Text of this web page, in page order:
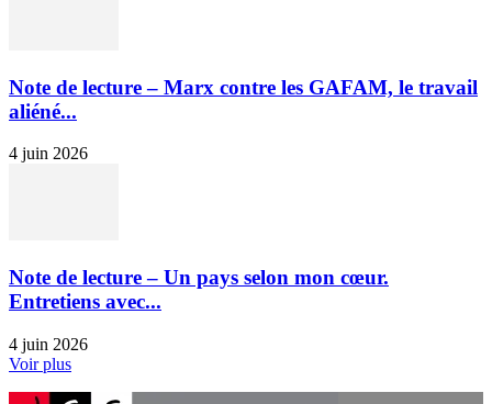
Note de lecture – Marx contre les GAFAM, le travail
aliéné...
4 juin 2026
Note de lecture – Un pays selon mon cœur.
Entretiens avec...
4 juin 2026
Voir plus